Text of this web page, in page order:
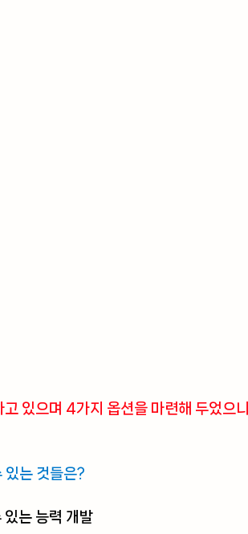
있으며 4가지 옵션을 마련해 두었으
있는 것들은?
있는 능력 개발